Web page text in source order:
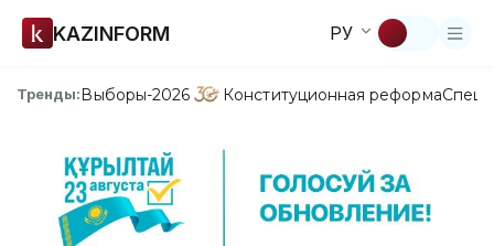
KAZINFORM РУ
Тренды:Выборы-2026 Конституционная реформа